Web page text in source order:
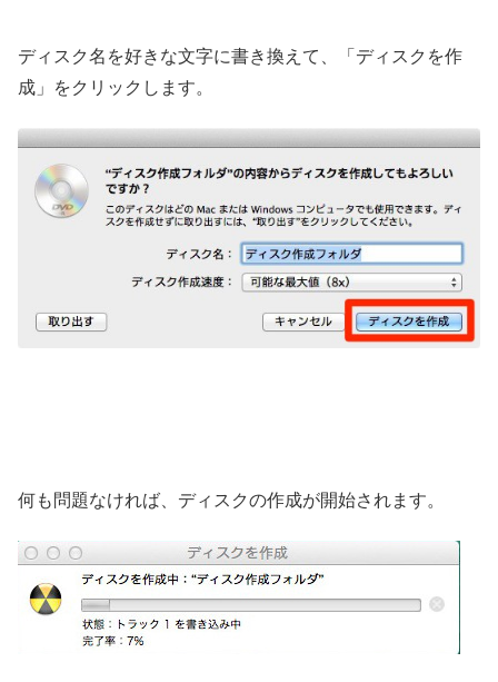
ディスク名を好きな文字に書き換えて、「ディスクを作
成」をクリックします。
何も問題なければ、ディスクの作成が開始されます。